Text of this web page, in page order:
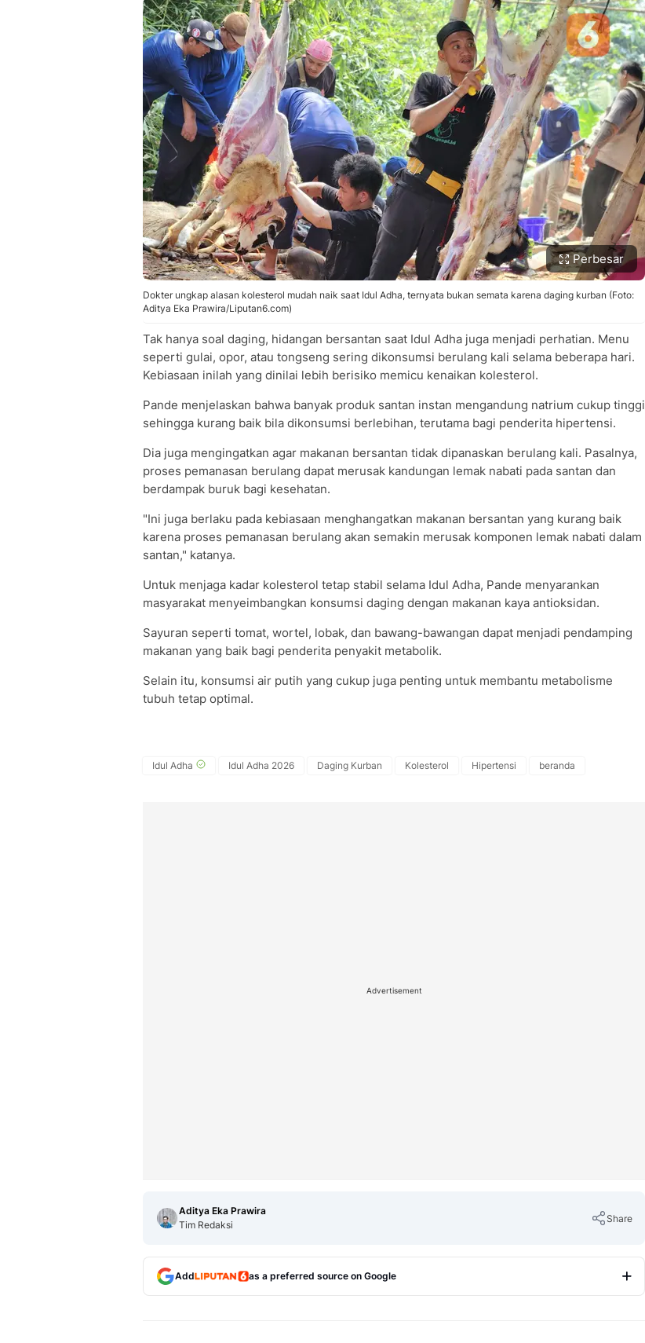
Perbesar
Dokter ungkap alasan kolesterol mudah naik saat Idul Adha, ternyata bukan semata karena daging kurban (Foto:
Aditya Eka Prawira/Liputan6.com)
Tak hanya soal daging, hidangan bersantan saat Idul Adha juga menjadi perhatian. Menu
seperti gulai, opor, atau tongseng sering dikonsumsi berulang kali selama beberapa hari.
Kebiasaan inilah yang dinilai lebih berisiko memicu kenaikan kolesterol.
Pande menjelaskan bahwa banyak produk santan instan mengandung natrium cukup tinggi
sehingga kurang baik bila dikonsumsi berlebihan, terutama bagi penderita hipertensi.
Dia juga mengingatkan agar makanan bersantan tidak dipanaskan berulang kali. Pasalnya,
proses pemanasan berulang dapat merusak kandungan lemak nabati pada santan dan
berdampak buruk bagi kesehatan.
"Ini juga berlaku pada kebiasaan menghangatkan makanan bersantan yang kurang baik
karena proses pemanasan berulang akan semakin merusak komponen lemak nabati dalam
santan," katanya.
Untuk menjaga kadar kolesterol tetap stabil selama Idul Adha, Pande menyarankan
masyarakat menyeimbangkan konsumsi daging dengan makanan kaya antioksidan.
Sayuran seperti tomat, wortel, lobak, dan bawang-bawangan dapat menjadi pendamping
makanan yang baik bagi penderita penyakit metabolik.
Selain itu, konsumsi air putih yang cukup juga penting untuk membantu metabolisme
tubuh tetap optimal.
Idul Adha Idul Adha 2026 Daging Kurban Kolesterol Hipertensi beranda
Advertisement
Aditya Eka Prawira
Tim Redaksi
Share
Add as a preferred source on Google